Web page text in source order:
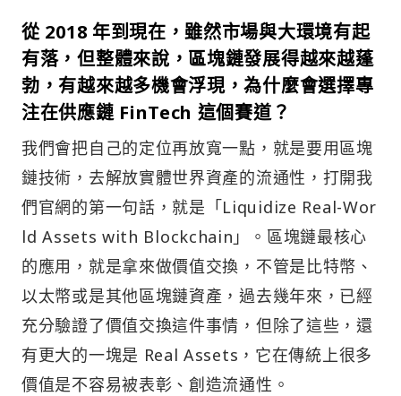
從 2018 年到現在，雖然市場與大環境有起
有落，但整體來說，區塊鏈發展得越來越蓬
勃，有越來越多機會浮現，為什麼會選擇專
注在供應鏈 FinTech 這個賽道？
我們會把自己的定位再放寬一點，就是要用區塊
鏈技術，去解放實體世界資產的流通性，打開我
們官網的第一句話，就是「Liquidize Real-Wor
ld Assets with Blockchain」。區塊鏈最核心
的應用，就是拿來做價值交換，不管是比特幣、
以太幣或是其他區塊鏈資產，過去幾年來，已經
充分驗證了價值交換這件事情，但除了這些，還
有更大的一塊是 Real Assets，它在傳統上很多
價值是不容易被表彰、創造流通性。